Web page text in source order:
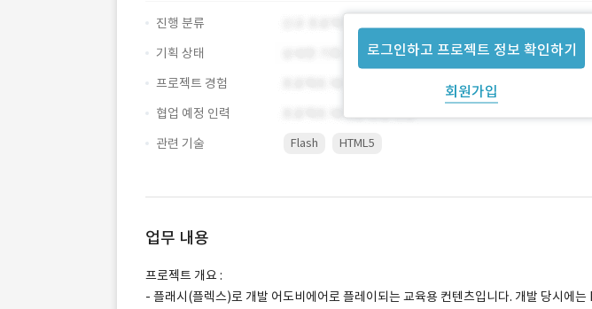
로그인하고 프로젝트 정보 확인하기
회원가입
진행 분류
기획 상태
프로젝트 경험
협업 예정 인력
관련 기술
Flash HTML5
업무 내용
프로젝트 개요 :
- 플래시(플렉스)로 개발 어도비에어로 플레이되는 교육용 컨텐츠입니다. 개발 당시에